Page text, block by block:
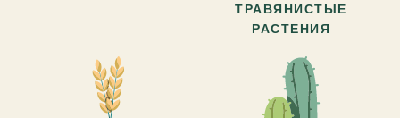
ТРАВЯНИСТЫЕ
РАСТЕНИЯ